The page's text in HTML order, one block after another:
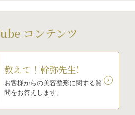
コンテンツ
教えて！幹弥先生!
お客様からの美容整形に関する質
問をお答えします。